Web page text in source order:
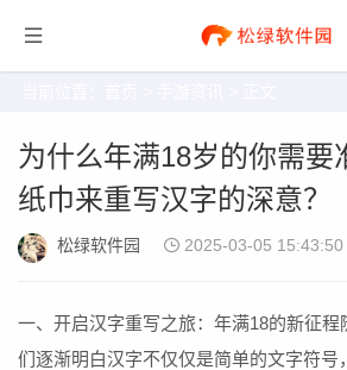
为什么年满18岁的你需要
纸巾来重写汉字的深意？
松绿软件园 2025-03-05 15:43:50
一、开启汉字重写之旅：年满18的新征程
们逐渐明白汉字不仅仅是简单的文字符号